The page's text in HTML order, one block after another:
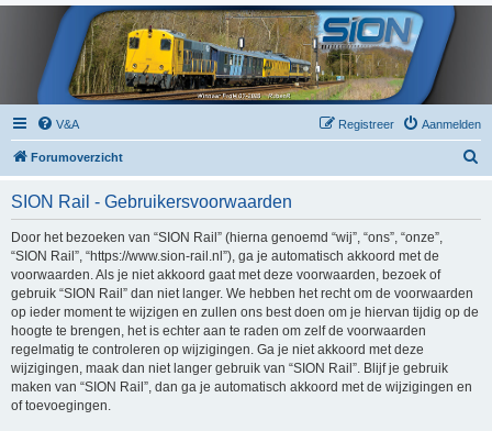
V&A Aanmelden
Registreer
Forumoverzicht
SION Rail - Gebruikersvoorwaarden
Door het bezoeken van “SION Rail” (hierna genoemd “wij”, “ons”, “onze”,
“SION Rail”, “https://www.sion-rail.nl”), ga je automatisch akkoord met de
voorwaarden. Als je niet akkoord gaat met deze voorwaarden, bezoek of
gebruik “SION Rail” dan niet langer. We hebben het recht om de voorwaarden
op ieder moment te wijzigen en zullen ons best doen om je hiervan tijdig op de
hoogte te brengen, het is echter aan te raden om zelf de voorwaarden
regelmatig te controleren op wijzigingen. Ga je niet akkoord met deze
wijzigingen, maak dan niet langer gebruik van “SION Rail”. Blijf je gebruik
maken van “SION Rail”, dan ga je automatisch akkoord met de wijzigingen en
of toevoegingen.